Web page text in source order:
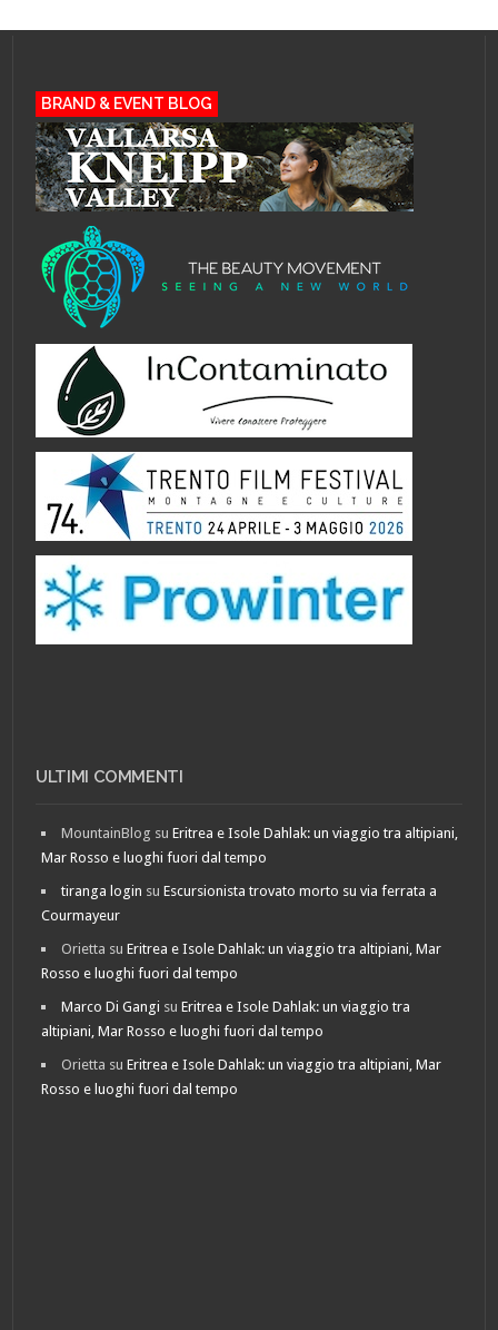
BRAND & EVENT BLOG
ULTIMI COMMENTI
MountainBlog suEritrea e Isole Dahlak: un viaggio tra altipiani,
Mar Rosso e luoghi fuori dal tempo
tiranga login suEscursionista trovato morto su via ferrata a
Courmayeur
Orietta suEritrea e Isole Dahlak: un viaggio tra altipiani, Mar
Rosso e luoghi fuori dal tempo
Marco Di Gangi suEritrea e Isole Dahlak: un viaggio tra
altipiani, Mar Rosso e luoghi fuori dal tempo
Orietta suEritrea e Isole Dahlak: un viaggio tra altipiani, Mar
Rosso e luoghi fuori dal tempo